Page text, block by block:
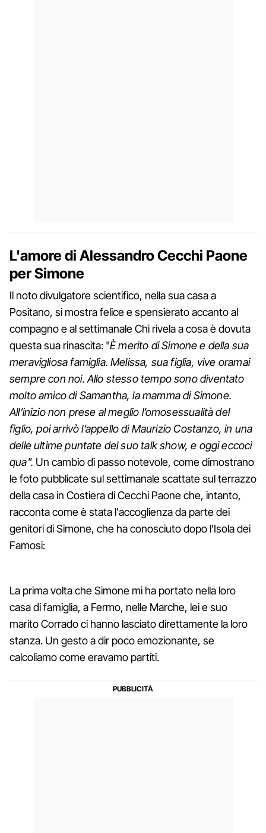
L'amore di Alessandro Cecchi Paone
per Simone
Il noto divulgatore scientifico, nella sua casa a
Positano, si mostra felice e spensierato accanto al
compagno e al settimanale Chi rivela a cosa è dovuta
questa sua rinascita: "È merito di Simone e della sua
meravigliosa famiglia. Melissa, sua figlia, vive oramai
sempre con noi. Allo stesso tempo sono diventato
molto amico di Samantha, la mamma di Simone.
All’inizio non prese al meglio l’omosessualità del
figlio, poi arrivò l’appello di Maurizio Costanzo, in una
delle ultime puntate del suo talk show, e oggi eccoci
qua". Un cambio di passo notevole, come dimostrano
le foto pubblicate sul settimanale scattate sul terrazzo
della casa in Costiera di Cecchi Paone che, intanto,
racconta come è stata l'accoglienza da parte dei
genitori di Simone, che ha conosciuto dopo l'Isola dei
Famosi:
La prima volta che Simone mi ha portato nella loro
casa di famiglia, a Fermo, nelle Marche, lei e suo
marito Corrado ci hanno lasciato direttamente la loro
stanza. Un gesto a dir poco emozionante, se
calcoliamo come eravamo partiti.